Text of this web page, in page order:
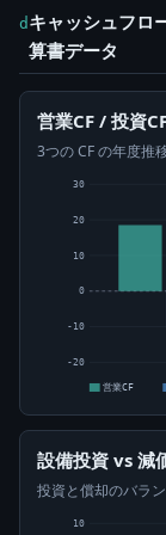
d キャッシュフロ
算書データ
営業CF / 投資
3つの CF の年度推
-20
-10
0
10
20
30
営業CF
設備投資 vs 減
投資と償却のバラ
10